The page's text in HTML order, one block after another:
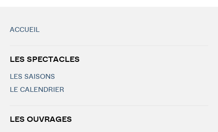
ACCUEIL
LES SPECTACLES
LES SAISONS
LE CALENDRIER
LES OUVRAGES